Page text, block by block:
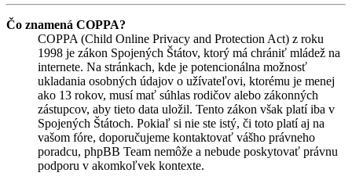
Čo znamená COPPA?
COPPA (Child Online Privacy and Protection Act) z roku
1998 je zákon Spojených Štátov, ktorý má chrániť mládež na
internete. Na stránkach, kde je potencionálna možnosť
ukladania osobných údajov o užívateľovi, ktorému je menej
ako 13 rokov, musí mať súhlas rodičov alebo zákonných
zástupcov, aby tieto data uložil. Tento zákon však platí iba v
Spojených Štátoch. Pokiaľ si nie ste istý, či toto platí aj na
vašom fóre, doporučujeme kontaktovať vášho právneho
poradcu, phpBB Team nemôže a nebude poskytovať právnu
podporu v akomkoľvek kontexte.